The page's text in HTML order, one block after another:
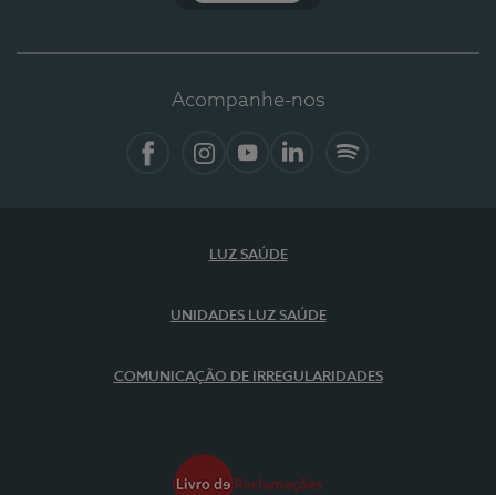
Acompanhe-nos
LUZ SAÚDE
UNIDADES LUZ SAÚDE
COMUNICAÇÃO DE IRREGULARIDADES